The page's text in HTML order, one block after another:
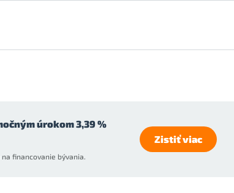
úrokom 3,39 %
financovanie bývania.
Zistiť viac